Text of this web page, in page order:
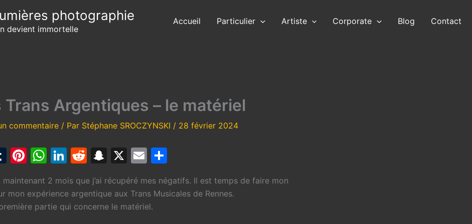
photographie
devient immortelle
Accueil Particulier Artiste Corporate Blog Contact
Trans Argentiques – le matériel
commentaire / Par Stéphane SROCZYNSKI / 28 février 2024
T
m
bl
Pi
er
e
W
at
s
Li
k
e
R
d
di
S
a
p
X
E
ai
l
ta
g
maintenant 2 mois que j’ai récupéré mes négatifs. Il est temps de faire mon
mon expérience argentique aux Trans Musicales de Rennes.
partie qui concerne le matériel.